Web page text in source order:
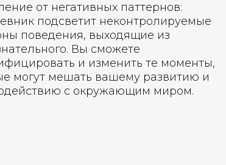
от негативных паттернов:
подсветит неконтролируемые
поведения, выходящие из
Вы сможете
и изменить те моменты,
могут мешать вашему развитию и
с окружающим миром.